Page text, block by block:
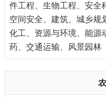
件工程、生物工程、安全
空间安全、建筑、城乡规
化工、资源与环境、能源
药、交通运输、风景园林